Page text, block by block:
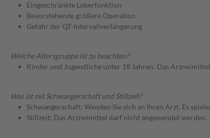
Eingeschränkte Leberfunktion
Bevorstehende größere Operation
Gefahr der QT-Intervallverlängerung
Welche Altersgruppe ist zu beachten?
Kinder und Jugendliche unter 18 Jahren: Das
Was ist mit Schwangerschaft und Stillzeit?
Schwangerschaft: Wenden Sie sich an Ihren Arzt. Es
Stillzeit: Das Arzneimittel darf nicht angewendet werden.